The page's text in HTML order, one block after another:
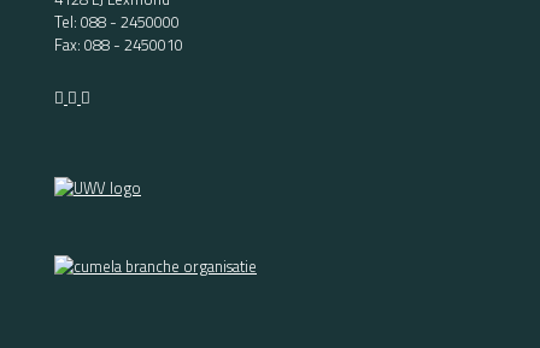
Tel: 088 - 2450000
Fax: 088 - 2450010